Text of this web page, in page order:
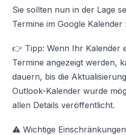
Sie sollten nun in der Lage
Termine im Google Kalender
👉 Tipp: Wenn Ihr Kalender
Termine angezeigt werden,
dauern, bis die
Outlook-Kalender wurde
allen Details veröffentlicht.
⚠️ Wichtige